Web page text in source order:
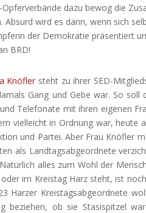
dazu bewog die
wird es dann, wenn sich
der Demokratie präsentiert
BRD!
Knöfler steht zu ihrer SED-
Gang und Gebe war. So soll
Telefonate mit ihren eigenen
vielleicht in Ordnung war, heute
und Partei. Aber Frau Knöfler
als Landtagsabgeordnete
alles zum Wohl der
im Kreistag Harz steht, ist
Harzer Kreistagsabgeordnete
beziehen, ob sie Stasispitzel